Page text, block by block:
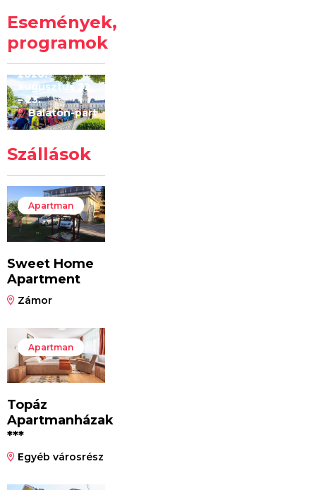
Események,
programok
Kilóméterek
2026
2026.
augusztus 22
– 23.
Balaton-part
Szállások
Apartman
Sweet Home
Apartment
Zámor
Apartman
Topáz
Apartmanházak
***
Egyéb városrész